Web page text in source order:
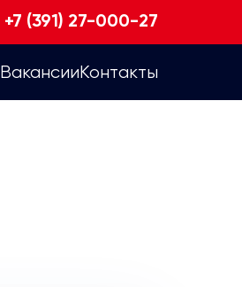
+7 (391) 27-000-27
ВакансииКонтакты